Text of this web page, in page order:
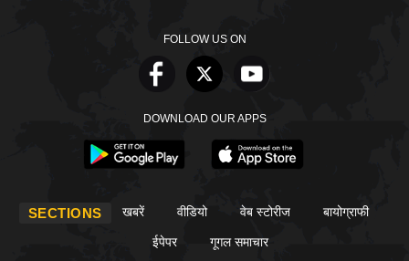
FOLLOW US ON
DOWNLOAD OUR APPS
SECTIONS खबरें वीडियो वेब स्टोरीज बायोग्राफी
ईपेपर गूगल समाचार